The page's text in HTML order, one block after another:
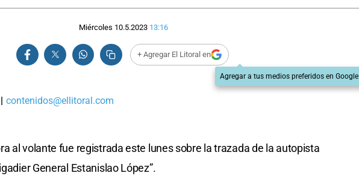
Miércoles 10.5.2023 13:16
+ Agregar El Litoral en
Agregar a tus medios preferidos en Google
| contenidos@ellitoral.com
al volante fue registrada este lunes sobre la trazada de la autopista
General Estanislao López”.